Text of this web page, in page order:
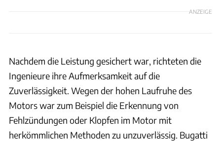
ANZEIGE
Nachdem die Leistung gesichert war, richteten die
Ingenieure ihre Aufmerksamkeit auf die
Zuverlässigkeit. Wegen der hohen Laufruhe des
Motors war zum Beispiel die Erkennung von
Fehlzündungen oder Klopfen im Motor mit
herkömmlichen Methoden zu unzuverlässig. Bugatti